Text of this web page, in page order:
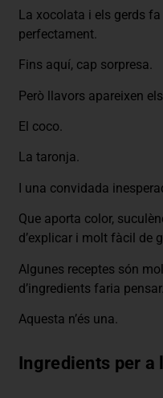
La xocolata i els gerds fa
perfectament.
Fins aquí, cap sorpresa.
Però llavors apareixen
El coco.
La taronja.
I una convidada
Que aporta color,
d’explicar i molt fàcil de
Algunes receptes són
d’ingredients faria pensar.
Aquesta n’és una.
Ingredients per a